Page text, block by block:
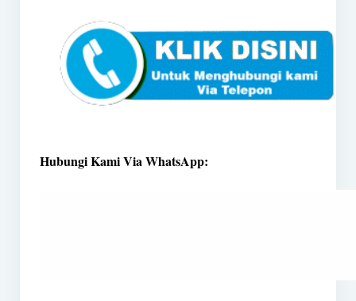
Hubungi Kami Via WhatsApp: